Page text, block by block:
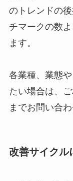
のトレンドの
チマークの数
ます。
各業種、業態
たい場合は、
までお問い合わ
改善サイクル